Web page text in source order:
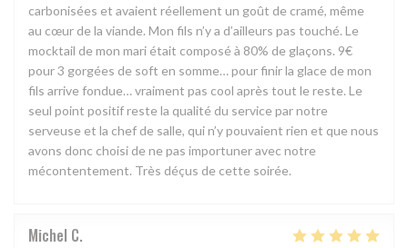
carbonisées et avaient réellement un goût de cramé, même
au cœur de la viande. Mon fils n’y a d’ailleurs pas touché. Le
mocktail de mon mari était composé à 80% de glaçons. 9€
pour 3 gorgées de soft en somme… pour finir la glace de mon
fils arrive fondue… vraiment pas cool après tout le reste. Le
seul point positif reste la qualité du service par notre
serveuse et la chef de salle, qui n’y pouvaient rien et que nous
avons donc choisi de ne pas importuner avec notre
mécontentement. Très déçus de cette soirée.
Michel C